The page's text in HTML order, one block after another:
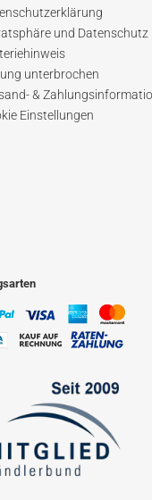
und Datenschutz
unterbrochen
&
Einstellungen